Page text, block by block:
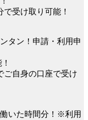
受け取り可能！
タン！申請・利用申
ご自身の口座で受け
いた時間分！※利用